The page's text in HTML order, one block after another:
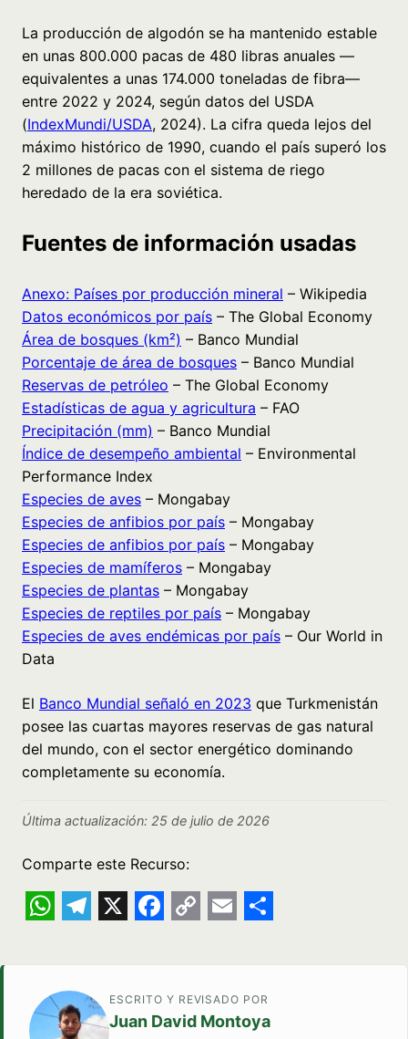
La producción de algodón se ha mantenido estable
en unas 800.000 pacas de 480 libras anuales —
equivalentes a unas 174.000 toneladas de fibra—
entre 2022 y 2024, según datos del USDA
(IndexMundi/USDA, 2024). La cifra queda lejos del
máximo histórico de 1990, cuando el país superó los
2 millones de pacas con el sistema de riego
heredado de la era soviética.
Fuentes de información usadas
Anexo: Países por producción mineral – Wikipedia
Datos económicos por país – The Global Economy
Área de bosques (km²) – Banco Mundial
Porcentaje de área de bosques – Banco Mundial
Reservas de petróleo – The Global Economy
Estadísticas de agua y agricultura – FAO
Precipitación (mm) – Banco Mundial
Índice de desempeño ambiental – Environmental
Performance Index
Especies de aves – Mongabay
Especies de anfibios por país – Mongabay
Especies de anfibios por país – Mongabay
Especies de mamíferos – Mongabay
Especies de plantas – Mongabay
Especies de reptiles por país – Mongabay
Especies de aves endémicas por país – Our World in
Data
El Banco Mundial señaló en 2023 que Turkmenistán
posee las cuartas mayores reservas de gas natural
del mundo, con el sector energético dominando
completamente su economía.
Última actualización: 25 de julio de 2026
Comparte este Recurso:
ESCRITO Y REVISADO POR
Juan David Montoya